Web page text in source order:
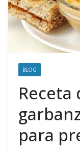
BLOG
Receta
para